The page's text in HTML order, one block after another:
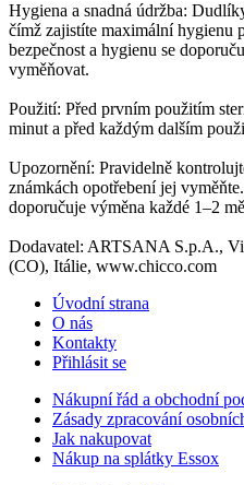
Hygiena a snadná údržba:
čímž zajistíte maximální hygienu
bezpečnost a hygienu se
vyměňovat.
Použití: Před prvním použitím
minut a před každým dalším
Upozornění: Pravidelně
známkách opotřebení jej
doporučuje výměna každé 1–2
Dodavatel: ARTSANA S.p.A.,
(CO), Itálie, www.chicco.com
Úvodní strana
O nás
Kontakty
Přihlásit se
Nákupní řád a obchodní
Zásady zpracování
Jak nakupovat
Nákup na splátky Essox